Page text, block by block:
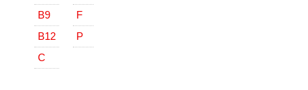
В9
В12
С
F
Р